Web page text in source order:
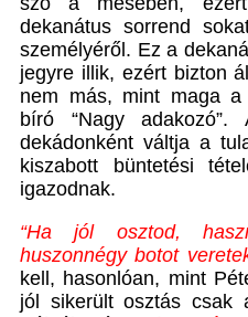
dekanátus sorrend
személyéről. Ez a
jegyre illik, ezért bizton
nem más, mint maga a
bíró “Nagy
dekádonként váltja a
kiszabott büntetési
igazodnak.
“Ha jól osztod,
huszonnégy botot
kell, hasonlóan, mint
jól sikerült osztás csak